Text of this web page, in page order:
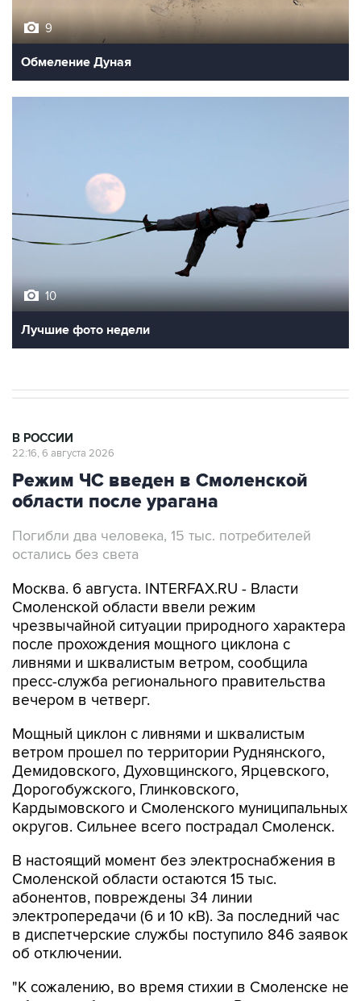
9
Обмеление Дуная
10
Лучшие фото недели
В РОССИИ
22:16, 6 августа 2026
Режим ЧС введен в Смоленской
области после урагана
Погибли два человека, 15 тыс. потребителей
остались без света
Москва. 6 августа. INTERFAX.RU - Власти
Смоленской области ввели режим
чрезвычайной ситуации природного характера
после прохождения мощного циклона с
ливнями и шквалистым ветром, сообщила
пресс-служба регионального правительства
вечером в четверг.
Мощный циклон с ливнями и шквалистым
ветром прошел по территории Руднянского,
Демидовского, Духовщинского, Ярцевского,
Дорогобужского, Глинковского,
Кардымовского и Смоленского муниципальных
округов. Сильнее всего пострадал Смоленск.
В настоящий момент без электроснабжения в
Смоленской области остаются 15 тыс.
абонентов, повреждены 34 линии
электропередачи (6 и 10 кВ). За последний час
в диспетчерские службы поступило 846 заявок
об отключении.
"К сожалению, во время стихии в Смоленске не